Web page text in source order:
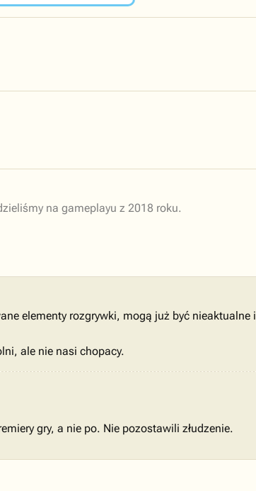
na gameplayu z 2018 roku.
elementy rozgrywki, mogą już być
ale nie nasi chopacy.
gry, a nie po. Nie pozostawili złudzenie.